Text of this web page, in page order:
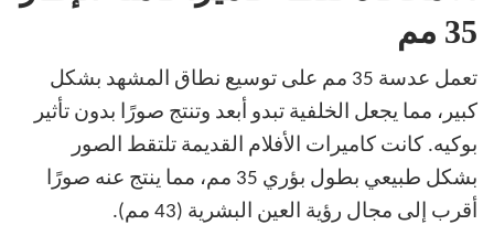
35 مم
تعمل عدسة 35 مم على توسيع نطاق المشهد بشكل
كبير، مما يجعل الخلفية تبدو أبعد وتنتج صورًا بدون تأثير
بوكيه. كانت كاميرات الأفلام القديمة تلتقط الصور
بشكل طبيعي بطول بؤري 35 مم، مما ينتج عنه صورًا
أقرب إلى مجال رؤية العين البشرية (43 مم).